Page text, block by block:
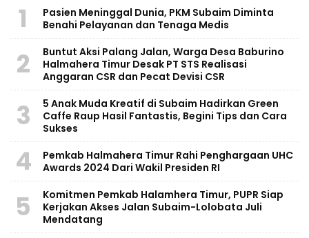
1
Pasien Meninggal Dunia, PKM Subaim Diminta
Benahi Pelayanan dan Tenaga Medis
2
Buntut Aksi Palang Jalan, Warga Desa Baburino
Halmahera Timur Desak PT STS Realisasi
Anggaran CSR dan Pecat Devisi CSR
3
5 Anak Muda Kreatif di Subaim Hadirkan Green
Caffe Raup Hasil Fantastis, Begini Tips dan Cara
Sukses
4
Pemkab Halmahera Timur Rahi Penghargaan UHC
Awards 2024 Dari Wakil Presiden RI
5
Komitmen Pemkab Halamhera Timur, PUPR Siap
Kerjakan Akses Jalan Subaim-Lolobata Juli
Mendatang